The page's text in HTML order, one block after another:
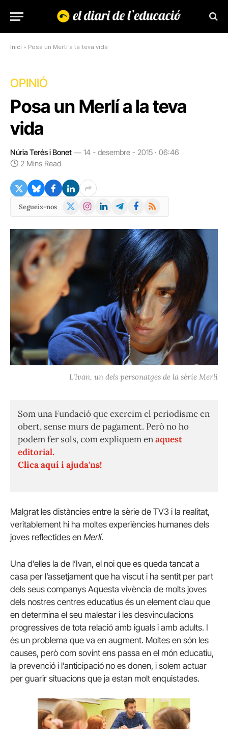
Inici » Posa un Merlí a la teva vida
OPINIÓ
Posa un Merlí a la teva
vida
Núria Terés i Bonet
14 - desembre - 2015 · 06:46
2 Mins Read
Segueix-nos
X
Instagram
LinkedInTelegramFacebook
RSS
L'Ivan, un dels personatges de la sèrie Merlí
Som una Fundació que exercim el periodisme en
obert, sense murs de pagament. Però no ho
podem fer sols, com expliquem enaquest
editorial.
Clica aquí i ajuda'ns!
Malgrat les distàncies entre la sèrie de TV3 i la realitat,
veritablement hi ha moltes experiències humanes dels
joves reflectides en Merlí.
Una d’elles la de l’Ivan, el noi que es queda tancat a
casa per l’assetjament que ha viscut i ha sentit per part
dels seus companys Aquesta vivència de molts joves
dels nostres centres educatius és un element clau que
en determina el seu malestar i les desvinculacions
progressives de tota relació amb iguals i amb adults. I
és un problema que va en augment. Moltes en són les
causes, però com sovint ens passa en el món educatiu,
la prevenció i l’anticipació no es donen, i solem actuar
per guarir situacions que ja estan molt enquistades.